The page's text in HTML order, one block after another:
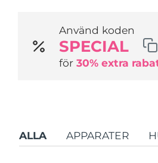
Använd koden
SPECIAL
för30% extra
ALLA APPARATER
Specialerbjudanden
Frankrike